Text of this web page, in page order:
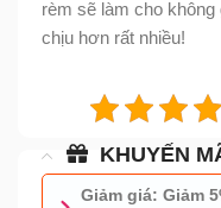
rèm sẽ làm cho
chịu hơn rất nhiều!
KHUYẾN
Giảm giá: Giảm